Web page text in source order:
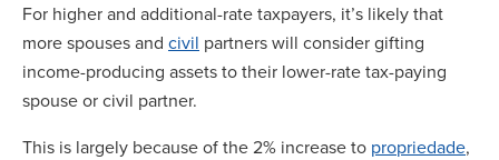
For higher and additional-rate taxpayers, it’s likely that
more spouses and civil partners will consider gifting
income-producing assets to their lower-rate tax-paying
spouse or civil partner.
This is largely because of the 2% increase to propriedade,